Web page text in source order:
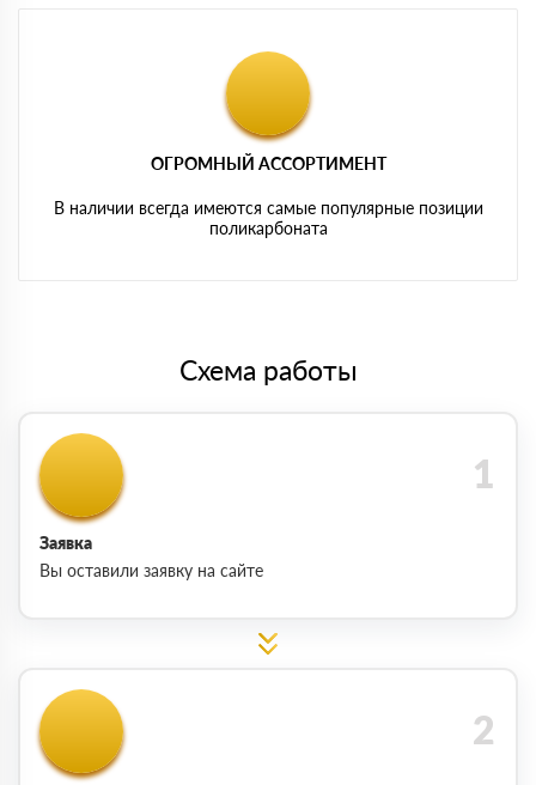
ОГРОМНЫЙ АССОРТИМЕНТ
В наличии всегда имеются самые популярные позиции
поликарбоната
Схема работы
Заявка
Вы оставили заявку на сайте